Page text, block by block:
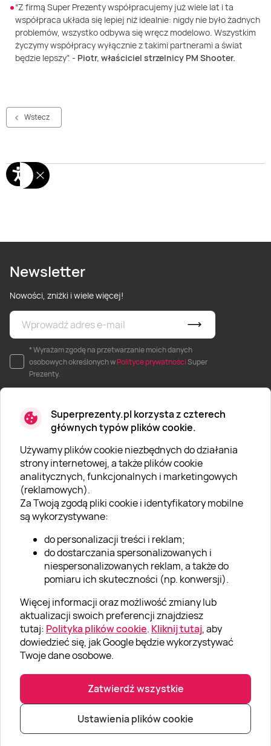
Superprezenty.pl korzysta z czterech
głównych typów plików cookie.
Używamy plików cookie niezbędnych do działania
strony internetowej, a także plików cookie
analitycznych, funkcjonalnych i marketingowych
(reklamowych).
Za Twoją zgodą pliki cookie i identyfikatory mobilne
są wykorzystywane:
do personalizacji treści i reklam;
do dostarczania spersonalizowanych i
niespersonalizowanych reklam, a także do
pomiaru ich skuteczności (np. konwersji).
Więcej informacji oraz możliwość zmiany lub
aktualizacji swoich preferencji znajdziesz
tutaj: Polityka plików cookie. Kliknij tutaj, aby
dowiedzieć się, jak Google będzie wykorzystywać
Twoje dane osobowe.
Zatwierdź wszystkie
Ustawienia plików cookie
“Z firmą Super Prezenty współpracujemy już wiele lat i ta
współpraca układa się lepiej niż idealnie: nigdy nie było żadnych
problemów, wszystko odbywa się wręcz modelowo. Wszystkim
życzymy współpracy wyłącznie z takimi partneramia świat
będzie lepszy”. - Piotr, właściciel strzelnicy PMShooter.
Wstecz
Newsletter
Nowości, zniżki i wiele więcej!
* Wyrażam zgodę na przetwarzanie moich danych
osobowych określonych wPolityce prywatnościSuper
Prezenty.
O SUPERPREZENTY
O nas
Aktualności
Kariera w Super Prezentach
Klub Lojalnościowy
Dodaj recenzję
Informacje
GRUPA „SUPER PREZENTY“
© Super prezenty 2026|info@superprezenty.pl|22 395 57 20